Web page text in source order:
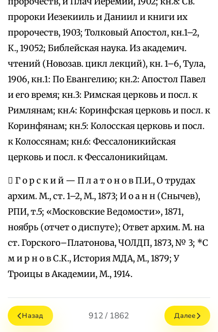
пророки Иезекииль и Даниил и книги их
пророчеств, 1903; Толковый Апостол, кн.1–2,
К., 19052; Библейская наука. Из академич.
чтений (Новозав. цикл лекций), кн. 1–6, Тула,
1906, кн.1: По Евангелию; кн.2: Апостол Павел
и его время; кн.3: Римская церковь и посл. к
Римлянам; кн.4: Коринфская церковь и посл. к
Коринфянам; кн.5: Колосская церковь и посл.
к Колоссянам; кн.6: Фессалоникийская
церковь и посл. к Фессалоникийцам.
 Г о р с к и й — П л а т о н о в П.И., О трудах
архим. М., ст. 1–2, М., 1873; И о а н н (Снычев),
РПИ, т.5; «Московские Ведомости», 1871,
ноябрь (отчет о диспуте); Ответ архим. М. на
ст. Горского–Платонова, ЧОЛДП, 1873, № 3; *С
м и р н о в С.К., История МДА, М., 1879; У
Троицы в Академии, М., 1914.
Назад 912 / 1862 Далее